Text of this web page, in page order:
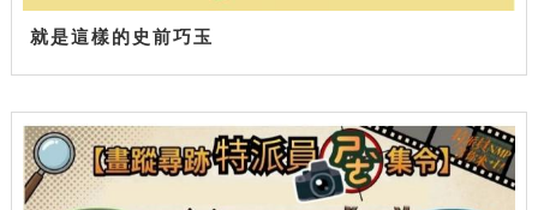
就是這樣的史前巧玉